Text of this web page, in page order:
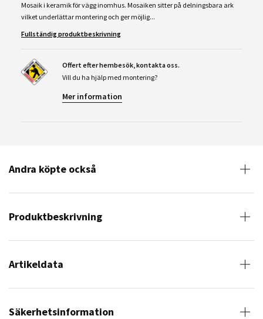
Mosaik i keramik för vägg inomhus. Mosaiken sitter på delningsbara ark
vilket underlättar montering och ger möjlig...
Fullständig produktbeskrivning
Offert efter hembesök, kontakta oss.
Vill du ha hjälp med montering?
Mer information
Andra köpte också
Produktbeskrivning
Artikeldata
Säkerhetsinformation